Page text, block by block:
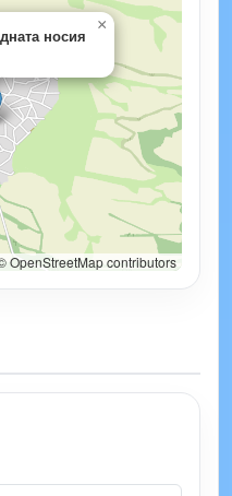
носия
×
OpenStreetMap contributors